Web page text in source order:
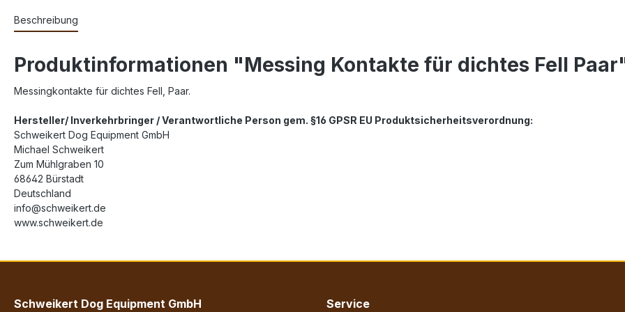
Beschreibung
Produktinformationen "Messing Kontakte für dichtes Fell
Messingkontakte für dichtes Fell, Paar.
Hersteller/ Inverkehrbringer / Verantwortliche Person gem. §16 GPSR EU Produktsicherheitsverordnung:
Schweikert Dog Equipment GmbH
Michael Schweikert
Zum Mühlgraben 10
68642 Bürstadt
Deutschland
info@schweikert.de
www.schweikert.de
Schweikert Dog Equipment GmbH Service